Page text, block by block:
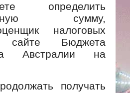
определить
сумму,
налоговых
Бюджета
Австралии на
получать